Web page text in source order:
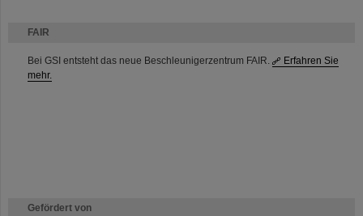
FAIR
Bei GSI entsteht das neue Beschleunigerzentrum FAIR.
Erfahren Sie
mehr.
Gefördert von